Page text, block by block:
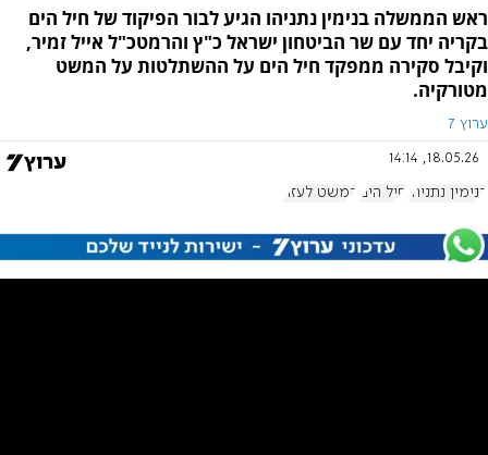
ראש הממשלה בנימין נתניהו הגיע לבור הפיקוד של חיל הים
בקריה יחד עם שר הביטחון ישראל כ"ץ והרמטכ"ל אייל זמיר,
וקיבל סקירה ממפקד חיל הים על ההשתלטות על המשט
מטורקיה.
ערוץ 7
18.05.26, 14:14
בנימין נתניהו חיל הים המשט לעזה